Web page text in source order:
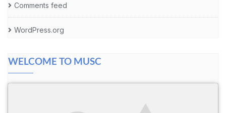
Comments feed
WordPress.org
WELCOME TO MUSC